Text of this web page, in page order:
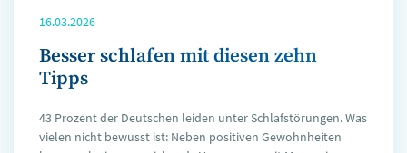
16.03.2026
Besser schlafen mit diesen zehn
Tipps
43 Prozent der Deutschen leiden unter Schlafstörungen. Was
vielen nicht bewusst ist: Neben positiven Gewohnheiten